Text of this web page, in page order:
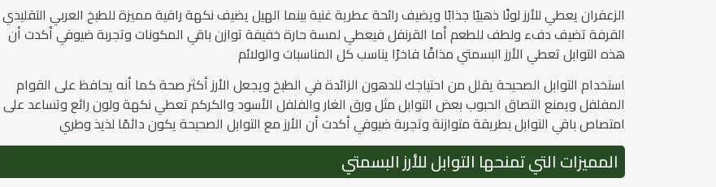
الزعفران يعطي للأرز لونًا ذهبيًا جذابًا ويضيف رائحة عطرية غنية بينما الهيل يضيف نكهة راقية مميزة للطبخ العربي التقليدي
القرفة تضيف دفء ولطف للطعم أما القرنفل فيعطي لمسة حارة خفيفة توازن باقي المكونات وتجربة ضيوفي أكدت أن
هذه التوابل تعطي الأرز البسمتي مذاقًا فاخرًا يناسب كل المناسبات والولائم
استخدام التوابل الصحيحة يقلل من احتياجك للدهون الزائدة في الطبخ ويجعل الأرز أكثر صحة كما أنه يحافظ على القوام
المفلفل ويمنع التصاق الحبوب بعض التوابل مثل ورق الغار والفلفل الأسود والكركم تعطي نكهة ولون رائع وتساعد على
امتصاص باقي التوابل بطريقة متوازنة وتجربة ضيوفي أكدت أن الأرز مع التوابل الصحيحة يكون دائمًا لذيذ وطري
المميزات التي تمنحها التوابل للأرز البسمتي